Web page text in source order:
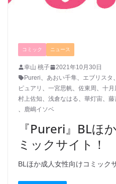
コミック ニュース
幸山 桃子
2021年10月30日
Pureri
あおい千隼 エブリスタ
ピュアリ
一宮思帆 佐東周 十月
村上佐知
浅倉なはる 華灯宙 藤
鹿嶋イソベ
『Pureri』BLほ
ミックサイト！
BLほか成人女性向けコミック